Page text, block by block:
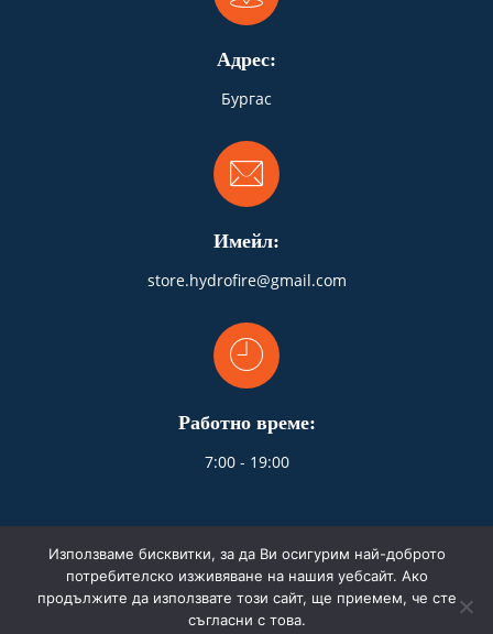
Адрес:
Бургас
Имейл:
store.hydrofire@gmail.com
Работно време:
7:00 - 19:00
© 2026 HydroFire.bg. Всички права запазени.
Използваме бисквитки, за да Ви осигурим най-доброто
потребителско изживяване на нашия уебсайт. Ако
продължите да използвате този сайт, ще приемем, че сте
съгласни с това.